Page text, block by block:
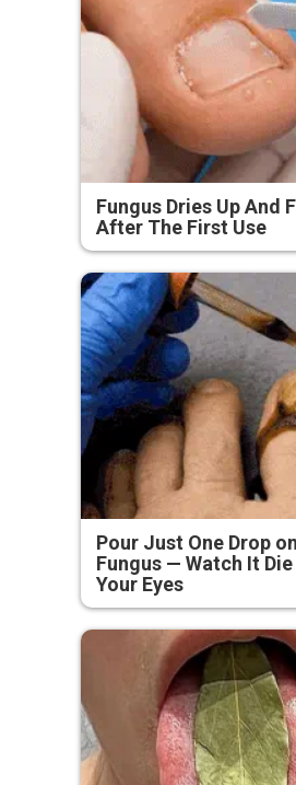
Fungus Dries Up And
After The First Use
Pour Just One Drop
Fungus — Watch It
Your Eyes